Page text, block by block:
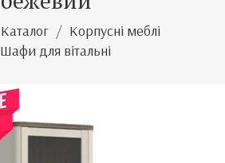
Каталог
Корпусні меблі
Шафи для вітальні